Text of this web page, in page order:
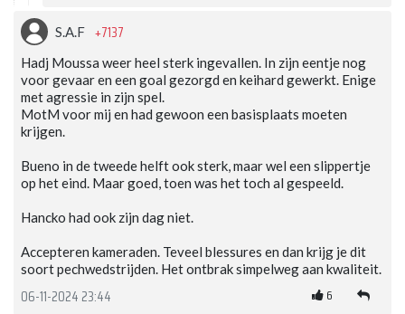
S.A.F +7137
Hadj Moussa weer heel sterk ingevallen. In zijn eentje nog
voor gevaar en een goal gezorgd en keihard gewerkt. Enige
met agressie in zijn spel.
MotM voor mij en had gewoon een basisplaats moeten
krijgen.
Bueno in de tweede helft ook sterk, maar wel een slippertje
op het eind. Maar goed, toen was het toch al gespeeld.
Hancko had ook zijn dag niet.
Accepteren kameraden. Teveel blessures en dan krijg je dit
soort pechwedstrijden. Het ontbrak simpelweg aan kwaliteit.
06-11-2024 23:44 6